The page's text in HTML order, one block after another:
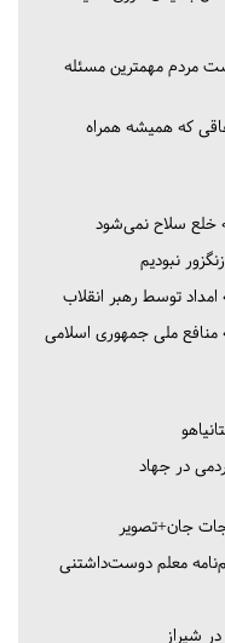
مردم مهمترین مسئله
که همیشه همراه
خلع سلاح نمی‌شود
نبودیم
توسط رهبر انقلاب
منافع ملی جمهوری اسلامی
در جهاد
جان+تصویر
معلم دوست‌داشتنی
شیراز